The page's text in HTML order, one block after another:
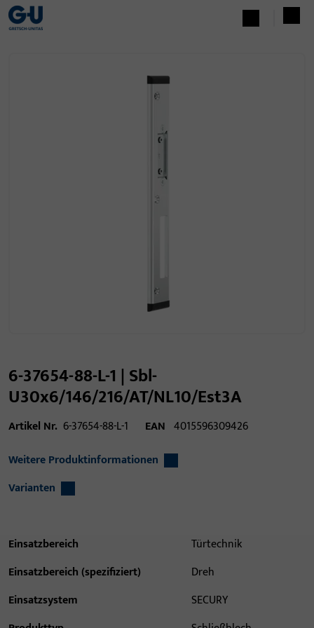
6-37654-88-L-1 | Sbl-
U30x6/146/216/AT/NL10/Est3A
Artikel Nr. 6-37654-88-L-1 EAN 4015596309426
Weitere Produktinformationen
Varianten
Einsatzbereich
Türtechnik
Einsatzbereich (spezifiziert)
Dreh
Einsatzsystem
SECURY